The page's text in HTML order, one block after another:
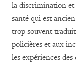
la discrimination et
santé qui est
trop souvent
policières et aux
les expériences